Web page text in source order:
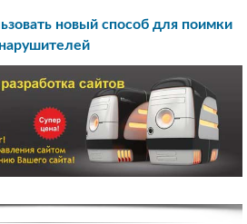
новый способ для поимки
нарушителей